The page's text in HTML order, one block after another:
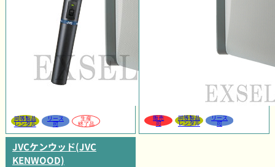
同等製品
レンタル
リース
可
生産
終了品
販売
可
同等製品
レンタル
リース
可
JVCケンウッド(JVC
KENWOOD)